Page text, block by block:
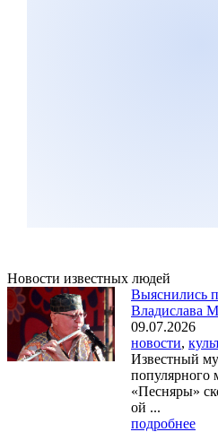
Новости известных людей
Выяснились
Владислава
09.07.2026
новости,
Известный
популярного
«Песняры»
ой ...
подробнее